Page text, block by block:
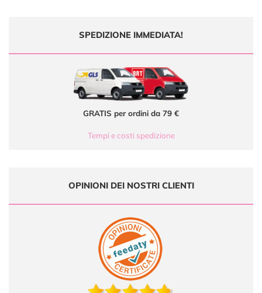
SPEDIZIONE IMMEDIATA!
GRATIS per ordini da 79 €
Tempi e costi spedizione
OPINIONI DEI NOSTRI CLIENTI